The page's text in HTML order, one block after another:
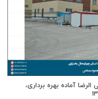
الرضا آماده بهره برداری،